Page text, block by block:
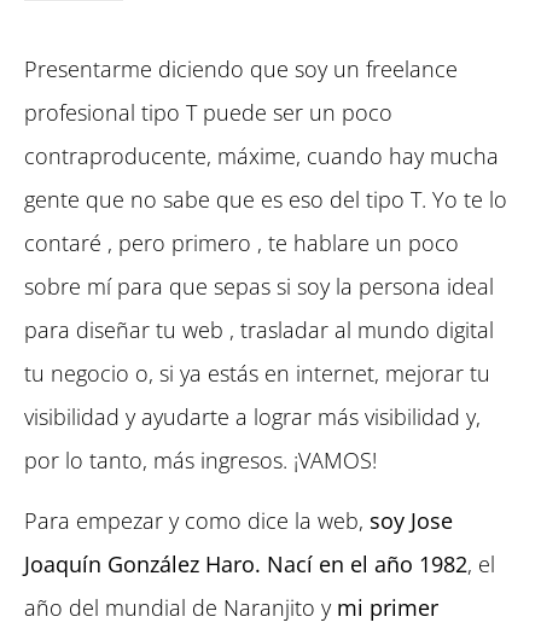
Presentarme diciendo que soy un freelance
profesional tipo T puede ser un poco
contraproducente, máxime, cuando hay mucha
gente que no sabe que es eso del tipo T. Yo te lo
contaré , pero primero , te hablare un poco
sobre mí para que sepas si soy la persona ideal
para diseñar tu web , trasladar al mundo digital
tu negocio o, si ya estás en internet, mejorar tu
visibilidad y ayudarte a lograr más visibilidad y,
por lo tanto, más ingresos. ¡VAMOS!
Para empezar y como dice la web, soy Jose
Joaquín González Haro. Nací en el año 1982, el
año del mundial de Naranjito ymi primer